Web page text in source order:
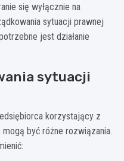
się wyłącznie na
sytuacji prawnej
jest działanie
sytuacji
korzystający z
być różne rozwiązania.